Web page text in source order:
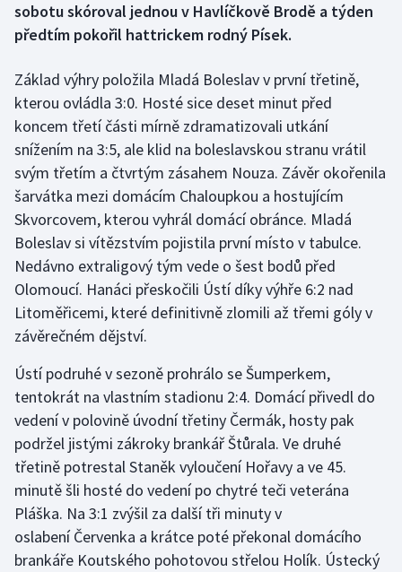
Dostihy
Florbal
Futsal
Golf
Gymnastika
Házená
Jezdectví
Judo
Krasobruslení
Lezení
Lyže a snowboard
Moderní pětiboj
Motorsport
sobotu skóroval jednou v Havlíčkově Brodě a týden
předtím pokořil hattrickem rodný Písek.
Základ výhry položila Mladá Boleslav v první třetině,
kterou ovládla 3:0. Hosté sice deset minut před
koncem třetí části mírně zdramatizovali utkání
snížením na 3:5, ale klid na boleslavskou stranu vrátil
svým třetím a čtvrtým zásahem Nouza. Závěr okořenila
šarvátka mezi domácím Chaloupkou a hostujícím
Skvorcovem, kterou vyhrál domácí obránce. Mladá
Boleslav si vítězstvím pojistila první místo v tabulce.
Nedávno extraligový tým vede o šest bodů před
Olomoucí. Hanáci přeskočili Ústí díky výhře 6:2 nad
Litoměřicemi, které definitivně zlomili až třemi góly v
závěrečném dějství.
Ústí podruhé v sezoně prohrálo se Šumperkem,
tentokrát na vlastním stadionu 2:4. Domácí přivedl do
vedení v polovině úvodní třetiny Čermák, hosty pak
podržel jistými zákroky brankář Štůrala. Ve druhé
třetině potrestal Staněk vyloučení Hořavy a ve 45.
minutě šli hosté do vedení po chytré teči veterána
Pláška. Na 3:1 zvýšil za další tři minuty v
oslabení Červenka a krátce poté překonal domácího
brankáře Koutského pohotovou střelou Holík. Ústecký